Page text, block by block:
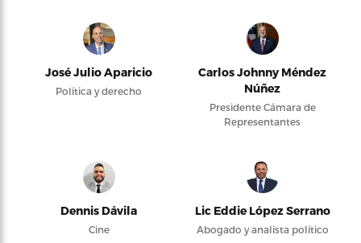
José Julio Aparicio
Política y derecho
Carlos Johnny Méndez
Núñez
Presidente Cámara de
Representantes
Dennis Dávila
Cine
Lic Eddie López Serrano
Abogado y analista político